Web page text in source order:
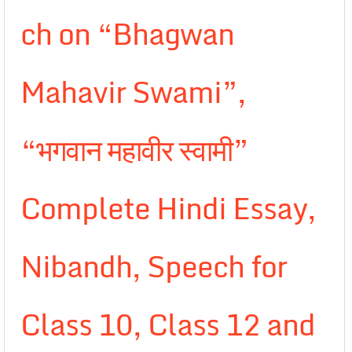
ch on “Bhagwan
Mahavir Swami”,
“भगवान महावीर स्वामी”
Complete Hindi Essay,
Nibandh, Speech for
Class 10, Class 12 and